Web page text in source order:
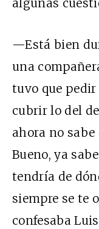
algunas
—Está bien
una
tuvo que
cubrir lo del
ahora no sabe
Bueno, ya
tendría de
siempre se te
confesaba